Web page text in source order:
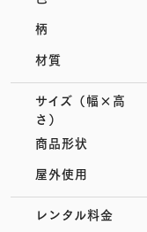
柄
材質
サイズ （幅×高
さ）
商品形状
屋外使用
レンタル料金